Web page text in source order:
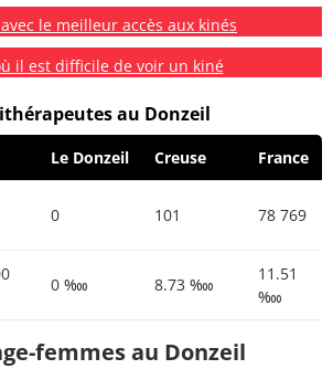
le meilleur accès aux kinés
il est difficile de voir un kiné
au Donzeil
Le Donzeil Creuse France
0 101 78 769
0 ‱ 8.73 ‱
11.51
‱
femmes au Donzeil